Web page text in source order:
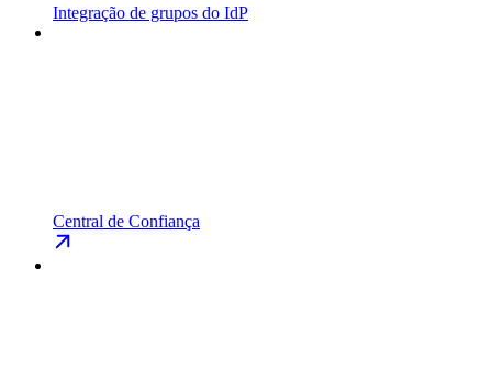
Integração de grupos do IdP
Central de Confiança